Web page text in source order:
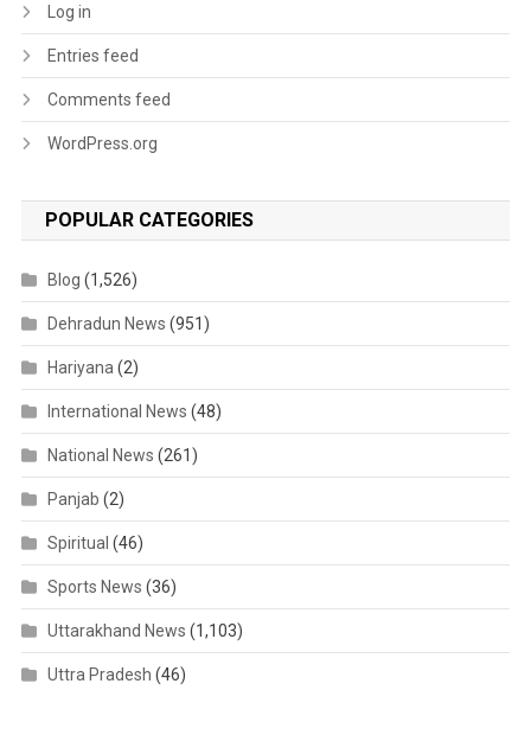
Log in
Entries feed
Comments feed
WordPress.org
POPULAR CATEGORIES
Blog (1,526)
Dehradun News (951)
Hariyana (2)
International News (48)
National News (261)
Panjab (2)
Spiritual (46)
Sports News (36)
Uttarakhand News (1,103)
Uttra Pradesh (46)